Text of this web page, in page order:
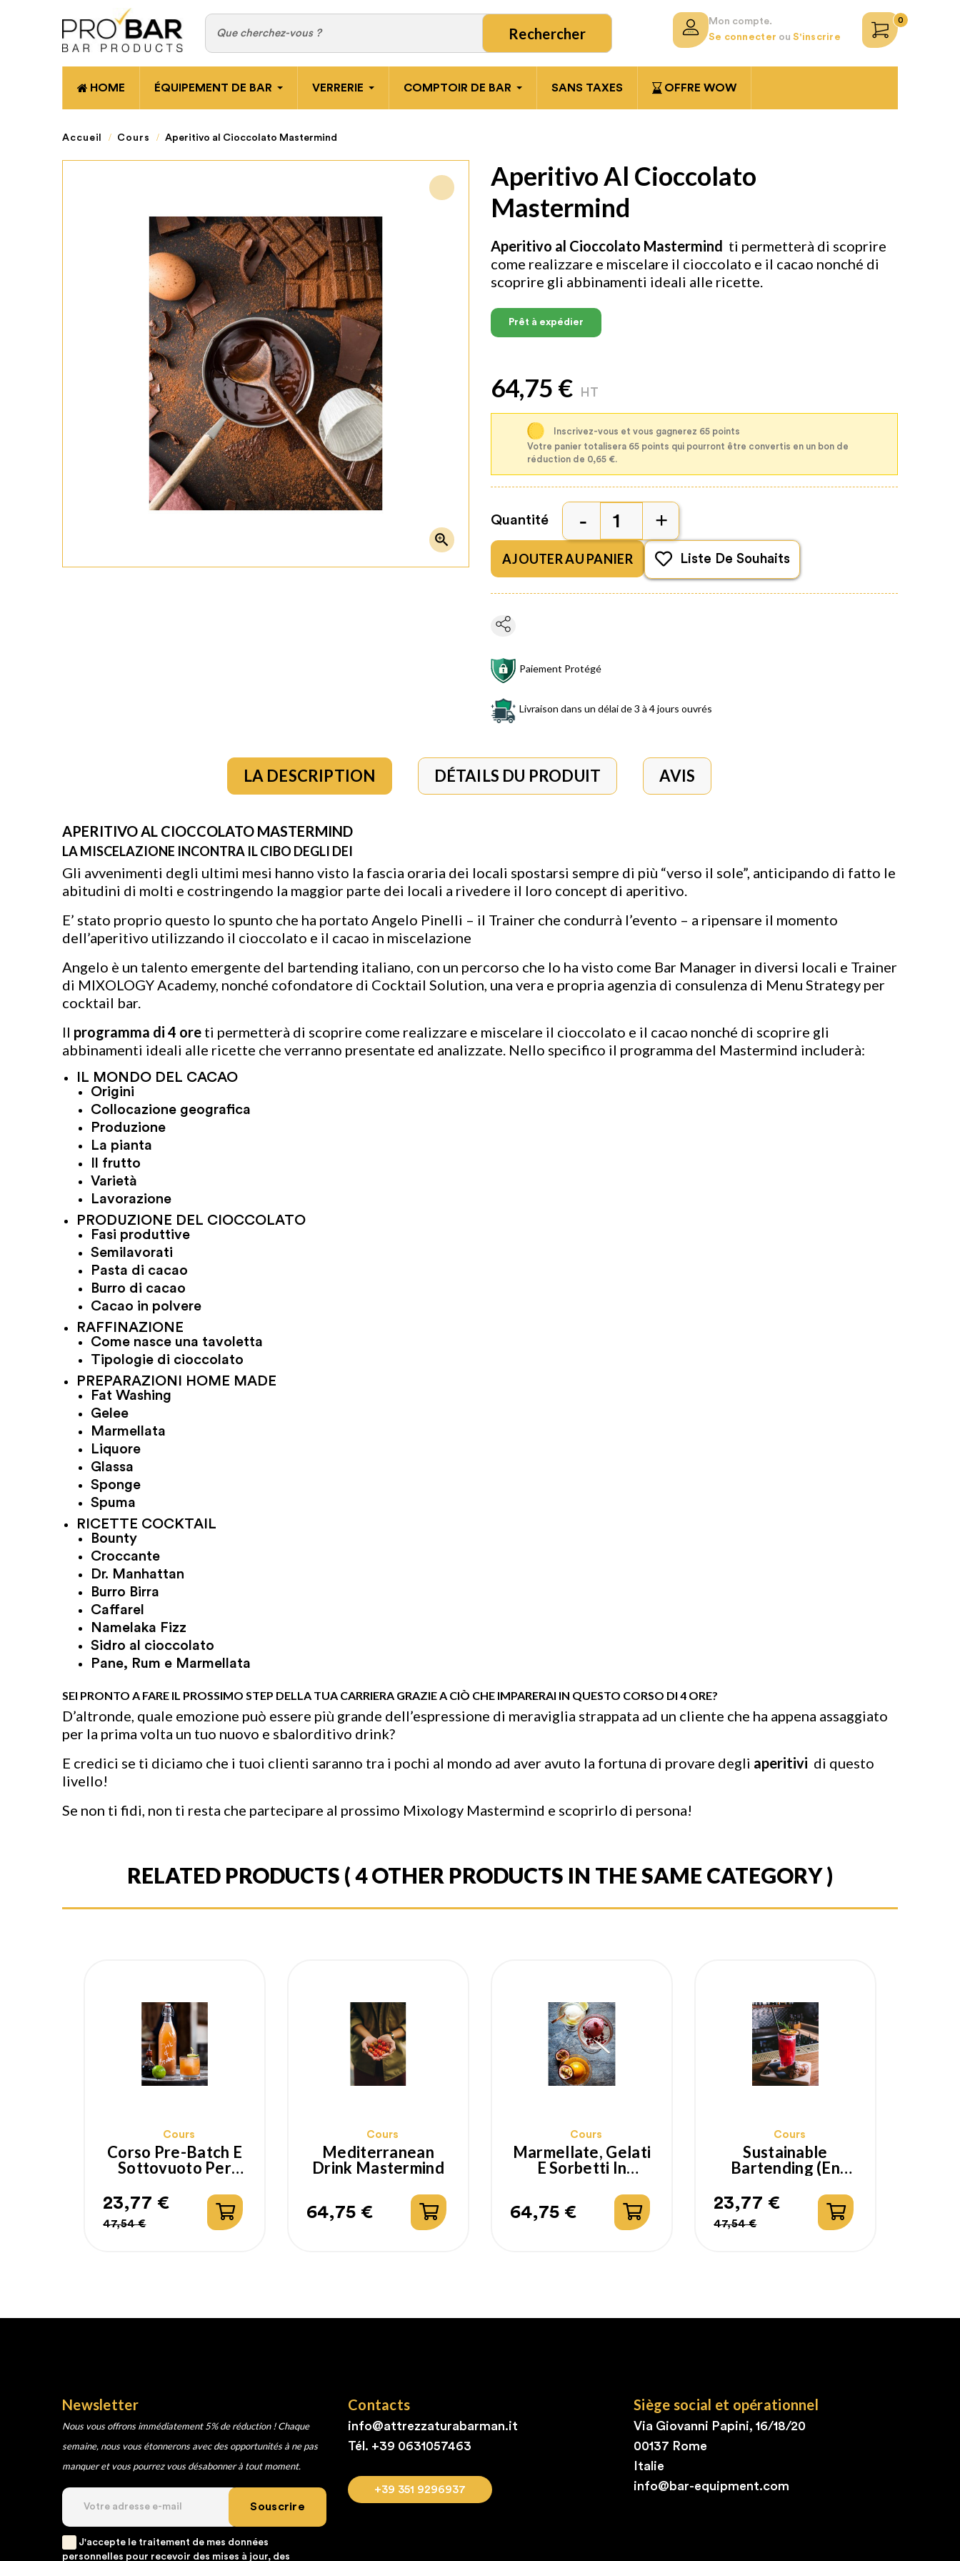
Rechercher
Mon compte.
Se connecter ou S'inscrire
0
HOME ÉQUIPEMENT DE BAR VERRERIE COMPTOIR DE BAR SANS TAXES OFFRE WOW
Accueil Cours Aperitivo al Cioccolato Mastermind

Aperitivo Al Cioccolato
Mastermind
Aperitivo al Cioccolato Mastermind ti permetterà di scoprire
come realizzare e miscelare il cioccolato e il cacao nonché di
scoprire gli abbinamenti ideali alle ricette.
Prêt à expédier
64,75 € HT
Inscrivez-vous et vous gagnerez 65 points
Votre panier totalisera 65 points qui pourront être convertis en un bon de
réduction de 0,65 €.
Quantité
AJOUTER AU PANIER Liste De Souhaits
Paiement Protégé
Livraison dans un délai de 3 à 4 jours ouvrés
LA DESCRIPTION DÉTAILS DU PRODUIT AVIS
APERITIVO AL CIOCCOLATO MASTERMIND
LA MISCELAZIONE INCONTRA IL CIBO DEGLI DEI
Gli avvenimenti degli ultimi mesi hanno visto la fascia oraria dei locali spostarsi sempre di più “verso il sole”, anticipando di fatto le
abitudini di molti e costringendo la maggior parte dei locali a rivedere il loro concept di aperitivo.
E’ stato proprio questo lo spunto che ha portato Angelo Pinelli – il Trainer che condurrà l’evento – a ripensare il momento
dell’aperitivo utilizzando il cioccolato e il cacao in miscelazione
Angelo è un talento emergente del bartending italiano, con un percorso che lo ha visto come Bar Manager in diversi locali e Trainer
di MIXOLOGY Academy, nonché cofondatore di Cocktail Solution, una vera e propria agenzia di consulenza di Menu Strategy per
cocktail bar.
Il programma di 4 ore ti permetterà di scoprire come realizzare e miscelare il cioccolato e il cacao nonché di scoprire gli
abbinamenti ideali alle ricette che verranno presentate ed analizzate. Nello specifico il programma del Mastermind includerà:
IL MONDO DEL CACAO
Origini
Collocazione geografica
Produzione
La pianta
Il frutto
Varietà
Lavorazione
PRODUZIONE DEL CIOCCOLATO
Fasi produttive
Semilavorati
Pasta di cacao
Burro di cacao
Cacao in polvere
RAFFINAZIONE
Come nasce una tavoletta
Tipologie di cioccolato
PREPARAZIONI HOME MADE
Fat Washing
Gelee
Marmellata
Liquore
Glassa
Sponge
Spuma
RICETTE COCKTAIL
Bounty
Croccante
Dr. Manhattan
Burro Birra
Caffarel
Namelaka Fizz
Sidro al cioccolato
Pane, Rum e Marmellata
SEI PRONTO A FARE IL PROSSIMO STEP DELLA TUA CARRIERA GRAZIE A CIÒ CHE IMPARERAI IN QUESTO CORSO DI 4 ORE?
D’altronde, quale emozione può essere più grande dell’espressione di meraviglia strappata ad un cliente che ha appena assaggiato
per la prima volta un tuo nuovo e sbalorditivo drink?
E credici se ti diciamo che i tuoi clienti saranno tra i pochi al mondo ad aver avuto la fortuna di provare degli aperitivi di questo
livello!
Se non ti fidi, non ti resta che partecipare al prossimo Mixology Mastermind e scoprirlo di persona!
RELATED PRODUCTS ( 4 OTHER PRODUCTS IN THE SAME CATEGORY )
Cours
Corso Pre-Batch E
Sottovuoto Per
Delivery
Prix
47,54 €
Prix
23,77 €
Cours
Mediterranean
Drink Mastermind
Prix
64,75 €
Cours
Marmellate, Gelati
E Sorbetti In
Mastermind
Prix
64,75 €
Cours
Sustainable
Bartending (en
Prix
47,54 €
Prix
23,77 €
Newsletter
Nous vous offrons immédiatement 5% de réduction ! Chaque
semaine, nous vous étonnerons avec des opportunités à ne pas
manquer et vous pourrez vous désabonner à tout moment.
Souscrire
J'accepte le traitement de mes données
personnelles pour recevoir des mises à jour, des
Contacts
info@attrezzaturabarman.it
Tél. +39 0631057463
+39 351 9296937
Siège social et opérationnel
Via Giovanni Papini, 16/18/20
00137 Rome
Italie
info@bar-equipment.com